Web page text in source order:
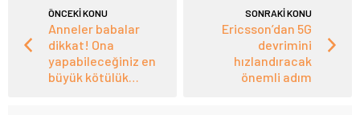
ÖNCEKİ KONU
Anneler babalar
dikkat! Ona
yapabileceğiniz en
büyük kötülük…
SONRAKİ KONU
Ericsson’dan 5G
devrimini
hızlandıracak
önemli adım